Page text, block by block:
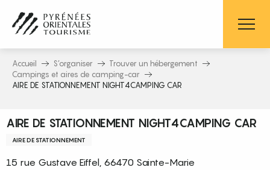
contenu
principal
Accueil S’organiser
Trouver un hébergement
Campings et aires de camping-car
AIRE DE STATIONNEMENT NIGHT4CAMPING CAR
AIRE DE STATIONNEMENT NIGHT4CAMPING CAR
AIRE DE STATIONNEMENT
15 rue Gustave Eiffel, 66470 Sainte-Marie